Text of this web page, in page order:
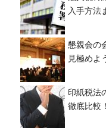
入手方法
懇親会の
見極めよ
印紙税法
徹底比較！